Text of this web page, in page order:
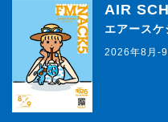
AIR
エアース
2026年8月-9